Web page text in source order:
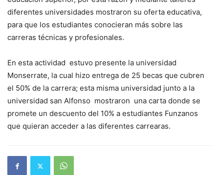
diferentes universidades mostraron su oferta educativa,
para que los estudiantes conocieran más sobre las
carreras técnicas y profesionales.
En esta actividad estuvo presente la universidad
Monserrate, la cual hizo entrega de 25 becas que cubren
el 50% de la carrera; esta misma universidad junto a la
universidad san Alfonso mostraron una carta donde se
promete un descuento del 10% a estudiantes Funzanos
que quieran acceder a las diferentes carrearas.